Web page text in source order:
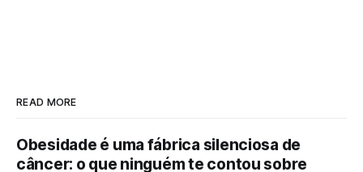
READ MORE
Obesidade é uma fábrica silenciosa de
câncer: o que ninguém te contou sobre